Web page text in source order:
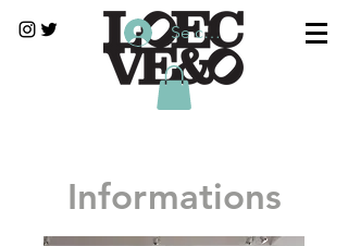
Se connecter
Informations